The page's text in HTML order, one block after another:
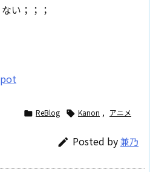
い；；；
 ReBlog  Kanon , アニメ
 Posted by兼乃